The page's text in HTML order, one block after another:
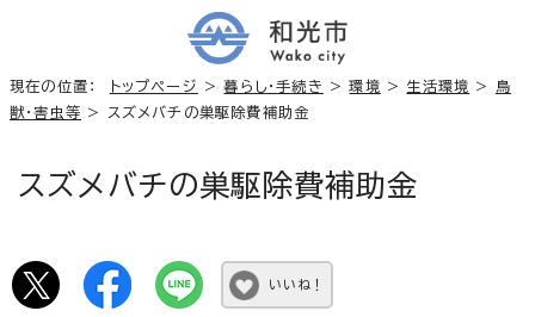
現在の位置： トップページ >暮らし・手続き >環境 > 生活環境 > 鳥
獣・害虫等 > スズメバチの巣駆除費補助金
スズメバチの巣駆除費補助金
いいね！